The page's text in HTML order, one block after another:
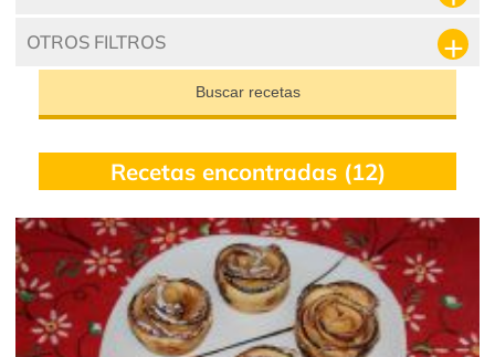
OTROS FILTROS
Buscar recetas
Recetas encontradas (12)